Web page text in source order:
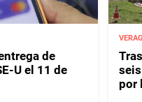
de
U el 11 de
por